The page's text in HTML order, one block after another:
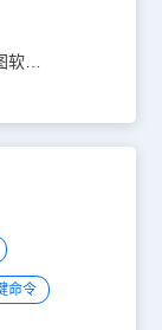
CAD中如何区分各种标注功能？CAD看图软件标注技巧
命令